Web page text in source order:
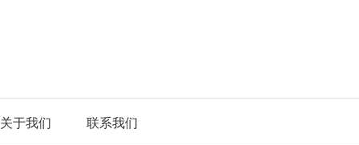
关于我们 联系我们